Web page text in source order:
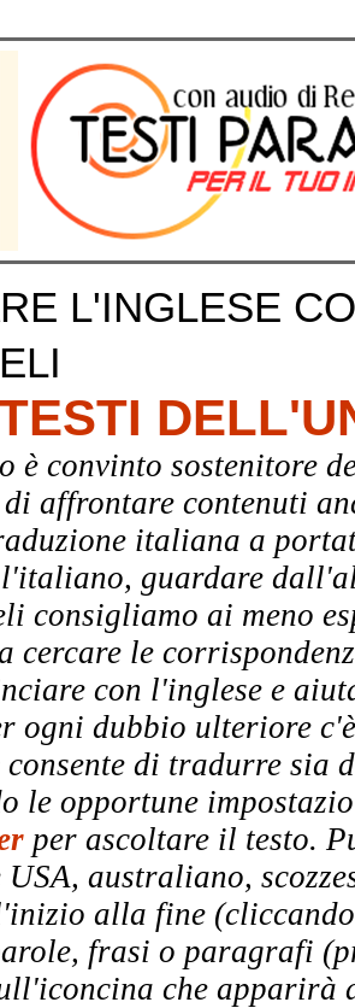
L'INGLESE
è convinto sostenitore
affrontare contenuti
italiana a
guardare
consigliamo ai meno
cercare le
con l'inglese e
ogni dubbio ulteriore
consente di tradurre
le opportune
per ascoltare il testo.
USA, australiano,
alla fine
frasi o paragrafi
che apparirà